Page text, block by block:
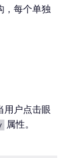
，每个单独
用户点击眼
属性。